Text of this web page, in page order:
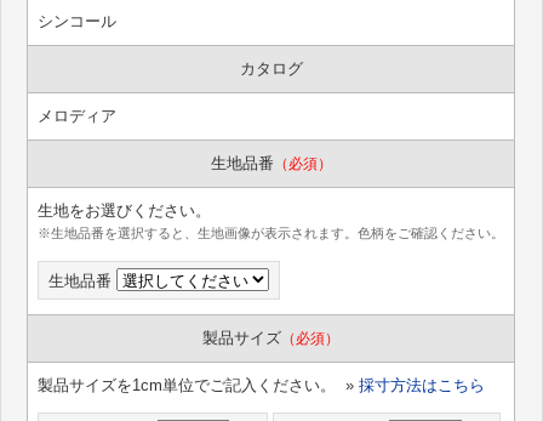
シンコール
カタログ
メロディア
生地品番 （必須）
生地をお選びください。
※生地品番を選択すると、生地画像が表示されます。色柄をご確認ください。
生地品番
製品サイズ （必須）
製品サイズを1cm単位でご記入ください。 »採寸方法はこちら